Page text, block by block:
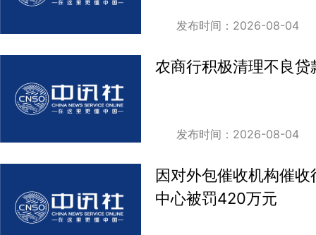
发布时间：2026-08-04
农商行积极清理不良贷
发布时间：2026-08-04
因对外包催收机构催
中心被罚420万元